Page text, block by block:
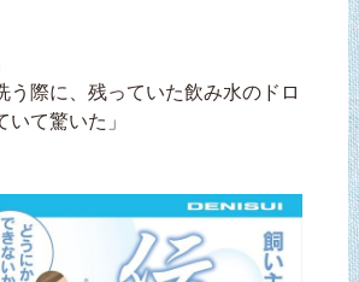
う際に、残っていた飲み水のドロ
いて驚いた」